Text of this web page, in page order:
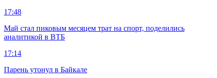
17:48
Май стал пиковым месяцем трат на спорт, поделились
аналитикой в ВТБ
17:14
Парень утонул в Байкале